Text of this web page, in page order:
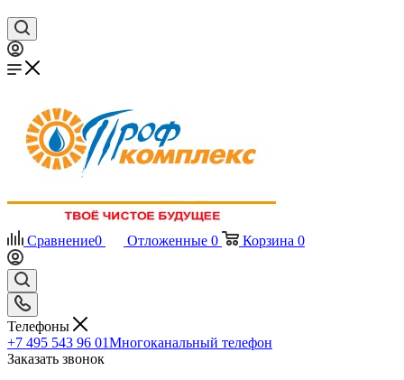
Сравнение0 Отложенные 0 Корзина 0
Телефоны
+7 495 543 96 01Многоканальный телефон
Заказать звонок